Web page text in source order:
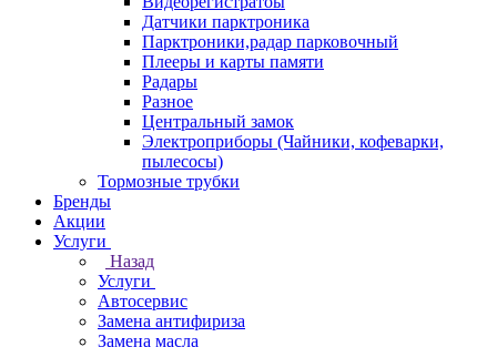
Датчики парктроника
Парктроники,радар парковочный
Плееры и карты памяти
Радары
Разное
Центральный замок
Электроприборы (Чайники, кофеварки,
пылесосы)
Тормозные трубки
Бренды
Акции
Услуги
Назад
Услуги
Автосервис
Замена антифириза
Замена масла